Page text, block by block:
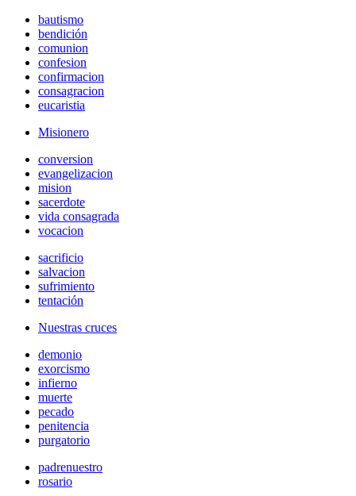
bautismo
bendición
comunion
confesion
confirmacion
consagracion
eucaristia
Misionero
conversion
evangelizacion
mision
sacerdote
vida consagrada
vocacion
sacrificio
salvacion
sufrimiento
tentación
Nuestras cruces
demonio
exorcismo
infierno
muerte
pecado
penitencia
purgatorio
padrenuestro
rosario